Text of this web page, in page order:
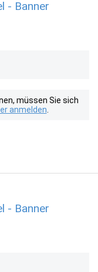
- Banner
müssen Sie sich
anmelden
- Banner